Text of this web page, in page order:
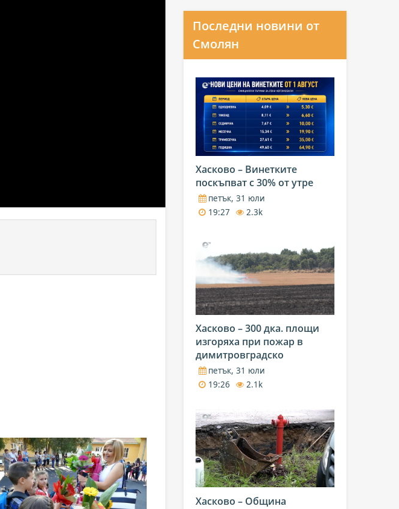
Последни новини от
Смолян
Хасково – Винетките
поскъпват с 30% от утре
петък, 31 юли
19:27
2.3k
Хасково – 300 дка. площи
изгоряха при пожар в
димитровградско
петък, 31 юли
19:26
2.1k
Хасково – Община